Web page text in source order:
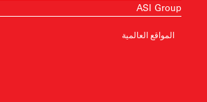
ASI Group
المواقع العالمية